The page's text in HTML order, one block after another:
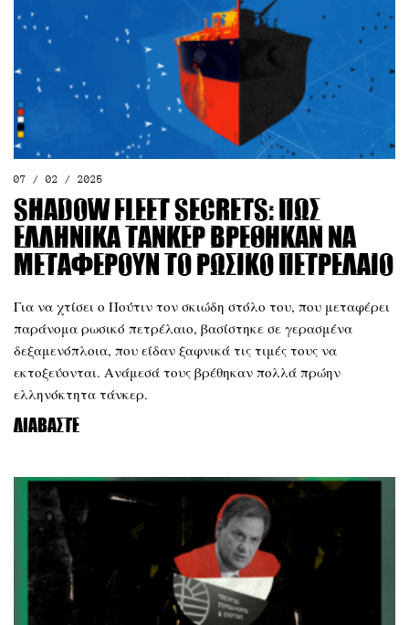
07 / 02 / 2025
Shadow Fleet Secrets: Πώς
ελληνικά τάνκερ βρέθηκαν να
μεταφέρουν το ρωσικό πετρέλαιο
​​Για να χτίσει ο Πούτιν τον σκιώδη στόλο του, που μεταφέρει
παράνομα ρωσικό πετρέλαιο, βασίστηκε σε γερασμένα
δεξαμενόπλοια, που είδαν ξαφνικά τις τιμές τους να
εκτοξεύονται. Ανάμεσά τους βρέθηκαν πολλά πρώην
ελληνόκτητα τάνκερ.
Διαβάστε